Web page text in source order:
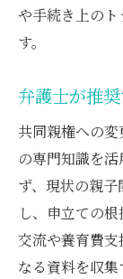
や手続き上の
す。
弁護士が推
共同親権への
の専門知識を
ず、現状の親
し、申立ての
交流や養育費
なる資料を収集